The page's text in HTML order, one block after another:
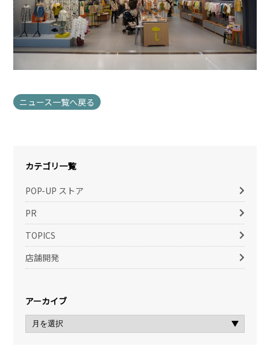
ニュース一覧へ戻る
カテゴリ一覧
POP-UP ストア
PR
TOPICS
店舗開発
アーカイブ